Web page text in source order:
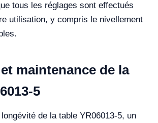
tous les réglages sont effectués
utilisation, y compris le nivellement
maintenance de la
5
de la table YR06013-5, un